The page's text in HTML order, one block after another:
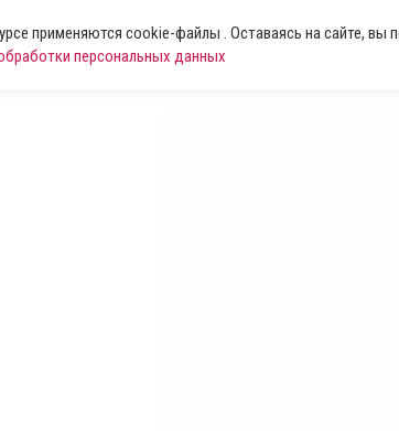
применяются cookie-файлы . Оставаясь на сайте, вы
персональных данных